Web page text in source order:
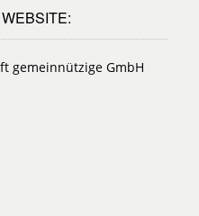
gemeinnützige GmbH